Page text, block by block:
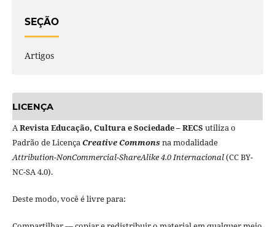
SEÇÃO
Artigos
LICENÇA
ARevista Educação, Cultura e Sociedade – RECS utiliza o
Padrão de LicençaCreative Commonsna modalidade
Attribution-NonCommercial-ShareAlike 4.0 Internacional(CC BY-
NC-SA 4.0).
Deste modo, você é livre para: